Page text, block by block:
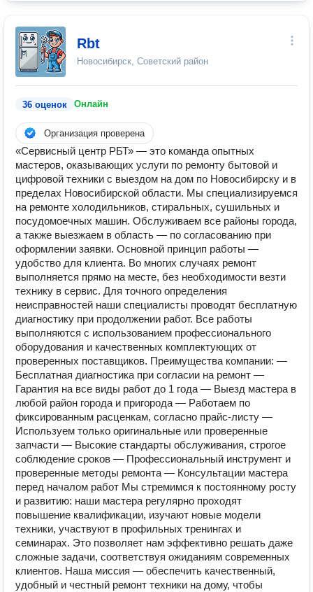
Rbt
Новосибирск, Советский район
36 оценок Онлайн
Организация проверена
«Сервисный центр РБТ» — это команда опытных
мастеров, оказывающих услуги по ремонту бытовой и
цифровой техники с выездом на дом по Новосибирску и в
пределах Новосибирской области. Мы специализируемся
на ремонте холодильников, стиральных, сушильных и
посудомоечных машин. Обслуживаем все районы города,
а также выезжаем в область — по согласованию при
оформлении заявки. Основной принцип работы —
удобство для клиента. Во многих случаях ремонт
выполняется прямо на месте, без необходимости везти
технику в сервис. Для точного определения
неисправностей наши специалисты проводят бесплатную
диагностику при продолжении работ. Все работы
выполняются с использованием профессионального
оборудования и качественных комплектующих от
проверенных поставщиков. Преимущества компании: —
Бесплатная диагностика при согласии на ремонт —
Гарантия на все виды работ до 1 года — Выезд мастера в
любой район города и пригорода — Работаем по
фиксированным расценкам, согласно прайс-листу —
Используем только оригинальные или проверенные
запчасти — Высокие стандарты обслуживания, строгое
соблюдение сроков — Профессиональный инструмент и
проверенные методы ремонта — Консультации мастера
перед началом работ Мы стремимся к постоянному росту
и развитию: наши мастера регулярно проходят
повышение квалификации, изучают новые модели
техники, участвуют в профильных тренингах и
семинарах. Это позволяет нам эффективно решать даже
сложные задачи, соответствуя ожиданиям современных
клиентов. Наша миссия — обеспечить качественный,
удобный и честный ремонт техники на дому, чтобы